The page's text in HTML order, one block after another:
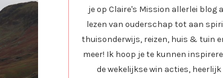
je op Claire's Mission allerlei blog
lezen van ouderschap tot aan
thuisonderwijs, reizen, huis & tuin
meer! Ik hoop je te kunnen
de wekelijkse win acties,